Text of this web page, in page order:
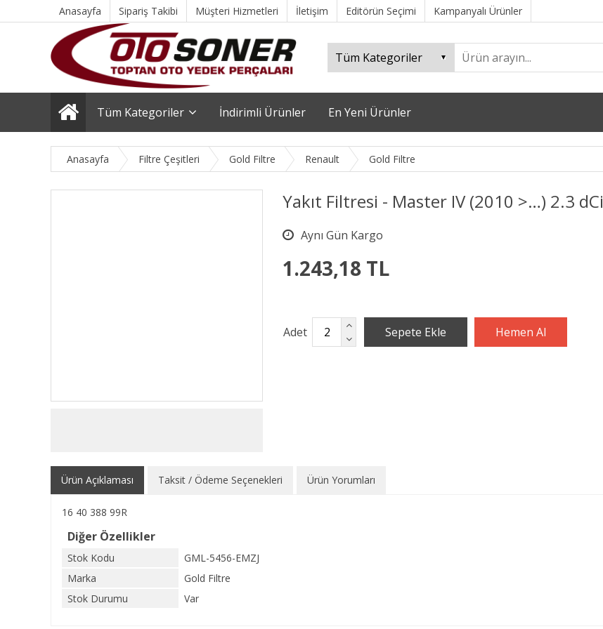
Anasayfa Sipariş Takibi Müşteri Hizmetleri İletişim Editörün Seçimi Kampanyalı Ürünler
Tüm Kategoriler İndirimli Ürünler En Yeni Ürünler
Anasayfa Filtre Çeşitleri Gold Filtre Renault Gold Filtre
Yakıt Filtresi - Master IV (2010 >…) 2.3 dCi
1.243,18 TL
Adet
Ürün Açıklaması Taksit / Ödeme Seçenekleri Ürün Yorumları
16 40 388 99R
Diğer Özellikler
Stok Kodu
GML-5456-EMZJ
Marka
Gold Filtre
Stok Durumu
Var